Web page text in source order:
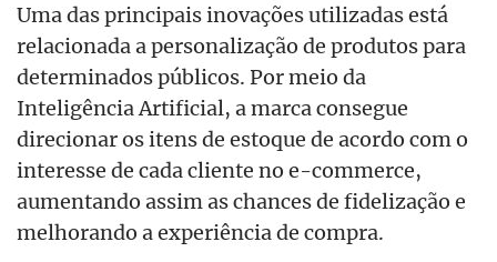
Uma das principais inovações utilizadas está
relacionada a personalização de produtos para
determinados públicos. Por meio da
Inteligência Artificial, a marca consegue
direcionar os itens de estoque de acordo com o
interesse de cada cliente no e-commerce,
aumentando assim as chances de fidelização e
melhorando a experiência de compra.